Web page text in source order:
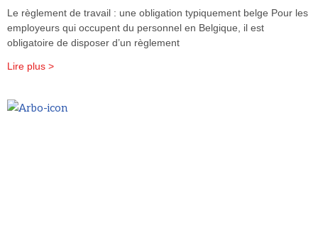
Le règlement de travail : une obligation typiquement belge Pour les
employeurs qui occupent du personnel en Belgique, il est
obligatoire de disposer d’un règlement
Lire plus >